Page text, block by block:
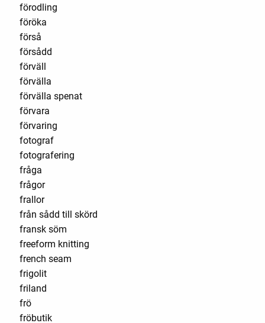
förodling
föröka
förså
försådd
förväll
förvälla
förvälla spenat
förvara
förvaring
fotograf
fotografering
fråga
frågor
frallor
från sådd till skörd
fransk söm
freeform knitting
french seam
frigolit
friland
frö
fröbutik